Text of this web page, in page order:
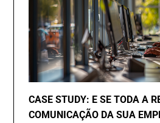
CASE STUDY: E SE TODA A
COMUNICAÇÃO DA SUA